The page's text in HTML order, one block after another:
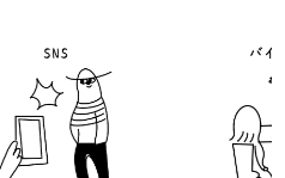
バイ